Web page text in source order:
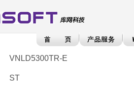
VNLD5300TR-E
ST